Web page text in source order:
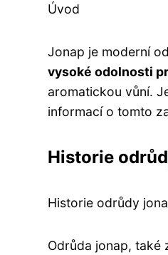
Úvod
Jonap je moderní
vysoké odolnosti
aromatickou vůní.
informací o tomto
Historie
Historie odrůdy
Odrůda jonap, také